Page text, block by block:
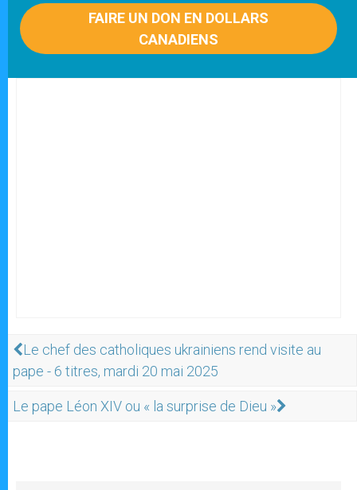
FAIRE UN DON EN DOLLARS
CANADIENS
Le chef des catholiques ukrainiens rend visite au
pape - 6 titres, mardi 20 mai 2025
Le pape Léon XIV ou « la surprise de Dieu »